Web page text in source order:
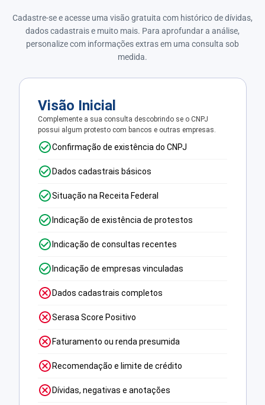
Cadastre-se e acesse uma visão gratuita com histórico de dívidas,
dados cadastrais e muito mais. Para aprofundar a análise,
personalize com informações extras em uma consulta sob
medida.
Visão Inicial
Complemente a sua consulta descobrindo se o CNPJ
possui algum protesto com bancos e outras empresas.
Confirmação de existência do CNPJ
Dados cadastrais básicos
Situação na Receita Federal
Indicação de existência de protestos
Indicação de consultas recentes
Indicação de empresas vinculadas
Dados cadastrais completos
Serasa Score Positivo
Faturamento ou renda presumida
Recomendação e limite de crédito
Dívidas, negativas e anotações